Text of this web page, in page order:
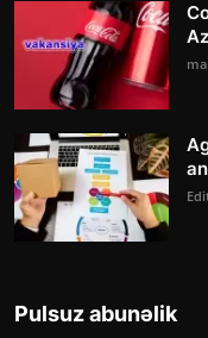
Pulsuz abunəlik